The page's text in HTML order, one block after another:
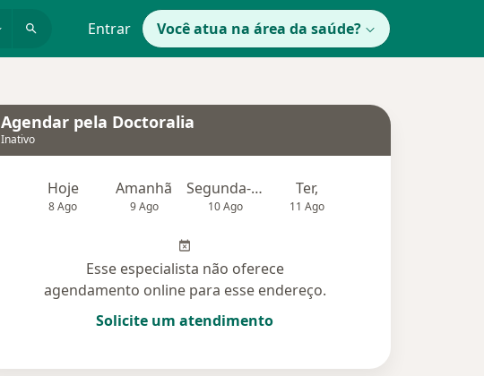
Entrar Você atua na área da saúde?
Agendar pela Doctoralia
Inativo
Hoje
8 Ago
Amanhã
9 Ago
Segunda-feira
10 Ago
Ter,
11 Ago
Esse especialista não oferece
agendamento online para esse endereço.
Solicite um atendimento